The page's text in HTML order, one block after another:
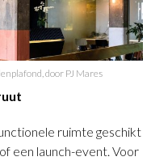
door PJ Mares
ruimte geschikt
een launch-event. Voor